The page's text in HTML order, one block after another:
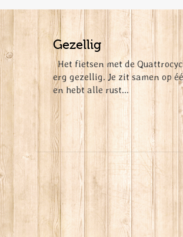
Gezellig
Het fietsen met de
erg gezellig. Je zit samen op
en hebt alle rust...